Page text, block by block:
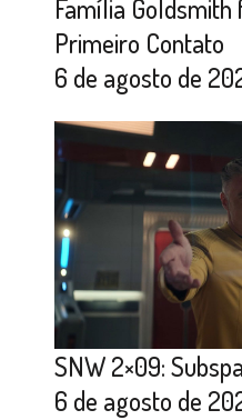
Família
Primeiro Contato
6 de agosto de
SNW 2×09:
6 de agosto de